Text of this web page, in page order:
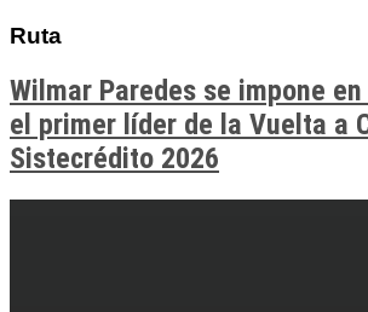
Ruta
Wilmar Paredes se impone
el primer líder de la Vuelta a
Sistecrédito 2026